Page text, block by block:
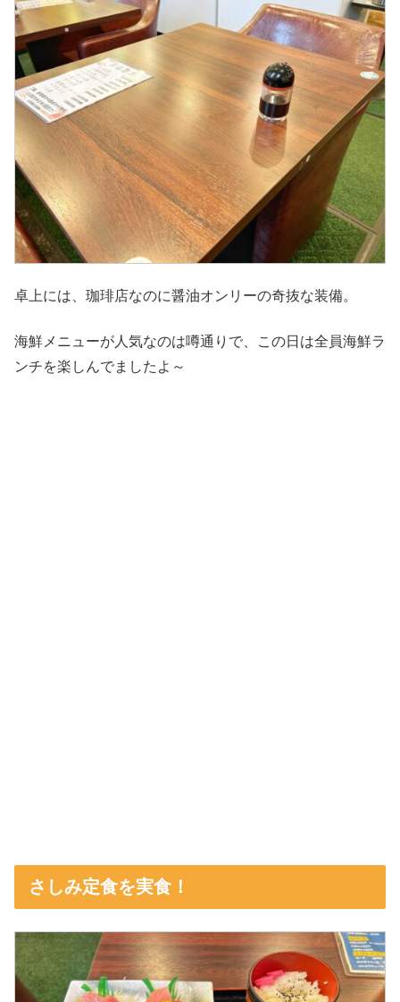
卓上には、珈琲店なのに醤油オンリーの奇抜な装備。
海鮮メニューが人気なのは噂通りで、この日は全員海鮮ラ
ンチを楽しんでましたよ～
さしみ定食を実食！